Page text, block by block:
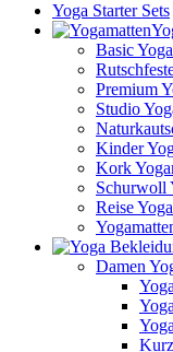
Yoga Starter Sets
Basic
Premium
Studio
Kinder
Kork
Schurwoll
Reise
Damen